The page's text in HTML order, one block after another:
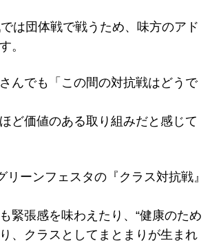
は団体戦で戦うため、味方のアド
。
んでも「この間の対抗戦はどうで
ど価値のある取り組みだと感じて
ーンフェスタの『クラス対抗戦』
緊張感を味わえたり、“健康のため
、クラスとしてまとまりが生まれ